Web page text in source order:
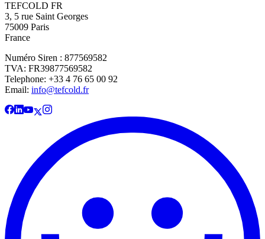
TEFCOLD FR
3, 5 rue Saint Georges
75009 Paris
France
Numéro Siren : 877569582
TVA: FR39877569582
Telephone: +33 4 76 65 00 92
Email: info@tefcold.fr